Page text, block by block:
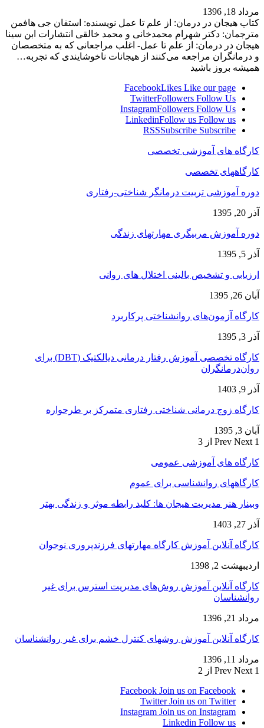
مرداد 18, 1396
کتاب هیجان در درمان: از علم تا عمل نویسنده: استفان جی هافمن
مترجمان: دکتر شهرام محمدخانی و محمد خالقی انتشارات ابن سینا
هیجان در درمان: از علم تا عمل- اغلب مراجعانی که به متخصصان
و درمانگران مراجعه می‌کنند از هیجانات ناخوشایندی که تجربه…
همیشه بروز باشید
FacebookLikes Like our page
TwitterFollowers Follow Us
InstagramFollowers Follow Us
LinkedinFollow us Follow us
RSSSubscribe Subscribe
کارگاه های آموزشی تخصصی
کارگاههای تخصصی
دوره آموزشی تربیت درمانگر شناختی-رفتاری
آذر 20, 1395
دوره آموزش مربیگری مهارتهای زندگی
آذر 5, 1395
ارزیابی و تشخیص بالینی اختلال های روانی
آبان 26, 1395
کارگاه آزمون‌های روانشناختی پرکاربرد
آذر 3, 1395
کارگاه تخصصی آموزش رفتار درمانی دیالکتیک (DBT) برای
روان‌درمانگران
آذر 9, 1403
کارگاه زوج‌ درمانی شناختی رفتاری متمرکز بر طرحواره
آبان 3, 1395
Prev Next 1 از 3
کارگاه های آموزشی عمومی
کارگاههای روانشناسی برای عموم
وبینار هنر مدیریت هیجان ها: کلید رابطه موثر و زندگی بهتر
آذر 27, 1403
کارگاه آنلاین آموزش کارگاه مهارتهای فرزندپروری نوجوان
اردیبهشت 2, 1398
کارگاه آنلاین آموزش روش‌های مدیریت استرس برای غیر
روانشناسان
مرداد 21, 1396
کارگاه آنلاین آموزش روشهای کنترل خشم برای غیر روانشناسان
مرداد 11, 1396
Prev Next 1 از 2
Facebook Join us on Facebook
Twitter Join us on Twitter
Instagram Join us on Instagram
Linkedin Follow us